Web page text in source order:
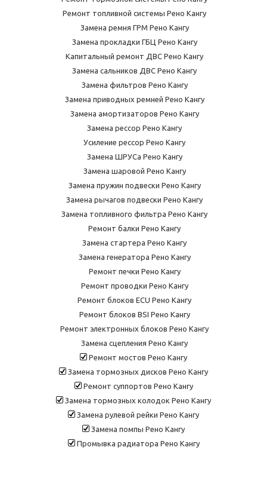
Ремонт топливной системы Рено Кангу
Замена ремня ГРМ Рено Кангу
Замена прокладки ГБЦ Рено Кангу
Капитальный ремонт ДВС Рено Кангу
Замена сальников ДВС Рено Кангу
Замена фильтров Рено Кангу
Замена приводных ремней Рено Кангу
Замена амортизаторов Рено Кангу
Замена рессор Рено Кангу
Усиление рессор Рено Кангу
Замена ШРУСа Рено Кангу
Замена шаровой Рено Кангу
Замена пружин подвески Рено Кангу
Замена рычагов подвески Рено Кангу
Замена топливного фильтра Рено Кангу
Ремонт балки Рено Кангу
Замена стартера Рено Кангу
Замена генератора Рено Кангу
Ремонт печки Рено Кангу
Ремонт проводки Рено Кангу
Ремонт блоков ECU Рено Кангу
Ремонт блоков BSI Рено Кангу
Ремонт электронных блоков Рено Кангу
Замена сцепления Рено Кангу
Ремонт мостов Рено Кангу
Замена тормозных дисков Рено Кангу
Ремонт суппортов Рено Кангу
Замена тормозных колодок Рено Кангу
Замена рулевой рейки Рено Кангу
Замена помпы Рено Кангу
Промывка радиатора Рено Кангу